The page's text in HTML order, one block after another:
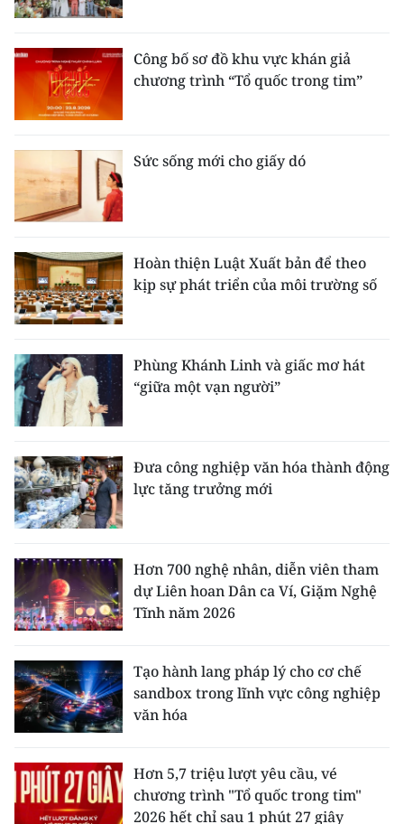
Công bố sơ đồ khu vực khán giả
chương trình “Tổ quốc trong tim”
Sức sống mới cho giấy dó
Hoàn thiện Luật Xuất bản để theo
kịp sự phát triển của môi trường số
Phùng Khánh Linh và giấc mơ hát
“giữa một vạn người”
Đưa công nghiệp văn hóa thành động
lực tăng trưởng mới
Hơn 700 nghệ nhân, diễn viên tham
dự Liên hoan Dân ca Ví, Giặm Nghệ
Tĩnh năm 2026
Tạo hành lang pháp lý cho cơ chế
sandbox trong lĩnh vực công nghiệp
văn hóa
Hơn 5,7 triệu lượt yêu cầu, vé
chương trình "Tổ quốc trong tim"
2026 hết chỉ sau 1 phút 27 giây